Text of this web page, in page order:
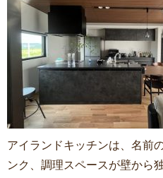
アイランドキッチンは、名前
ンク、調理スペースが壁から